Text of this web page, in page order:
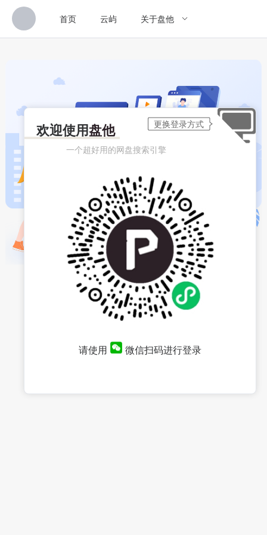
首页 云屿 关于盘他
欢迎使用盘他
一个超好用的网盘搜索引擎
请使用 微信扫码进行登录